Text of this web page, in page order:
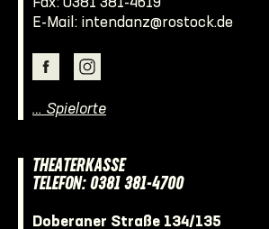
Fax: 0381 381-4619
E-Mail: intendanz@rostock.de
… Spielorte
THEATERKASSE
TELEFON: 0381 381-4700
Doberaner Straße 134/135